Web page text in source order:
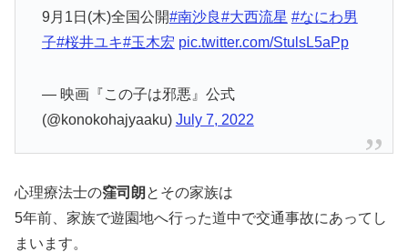
9月1日(木)全国公開#南沙良#大西流星 #なにわ男
子#桜井ユキ#玉木宏 pic.twitter.com/StulsL5aPp
— 映画『この子は邪悪』公式
(@konokohajyaaku) July 7, 2022
心理療法士の窪司朗 とその家族は
5年前、家族で遊園地へ行った道中で交通事故にあってし
まいます。